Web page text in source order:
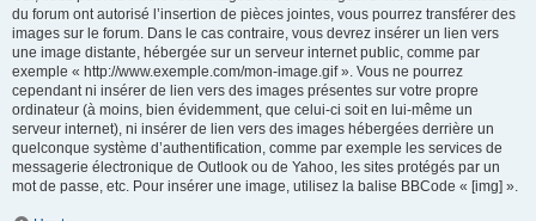
du forum ont autorisé l’insertion de pièces jointes, vous pourrez transférer des
images sur le forum. Dans le cas contraire, vous devrez insérer un lien vers
une image distante, hébergée sur un serveur internet public, comme par
exemple « http://www.exemple.com/mon-image.gif ». Vous ne pourrez
cependant ni insérer de lien vers des images présentes sur votre propre
ordinateur (à moins, bien évidemment, que celui-ci soit en lui-même un
serveur internet), ni insérer de lien vers des images hébergées derrière un
quelconque système d’authentification, comme par exemple les services de
messagerie électronique de Outlook ou de Yahoo, les sites protégés par un
mot de passe, etc. Pour insérer une image, utilisez la balise BBCode « [img] ».